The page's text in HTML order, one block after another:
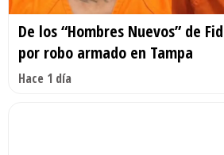
De los “Hombres Nuevos” de
por robo armado en Tampa
Hace 1 día